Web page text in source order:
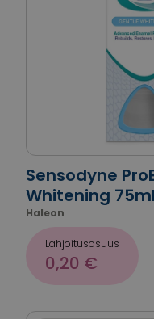
Sensodyne
Whitening 75ml
Haleon
Lahjoitusosuus
0,20 €